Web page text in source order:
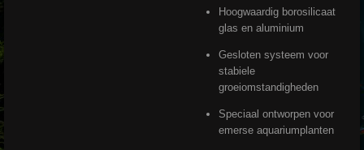
Hoogwaardig borosilicaat
glas en aluminium
Gesloten systeem voor
stabiele
groeiomstandigheden
Speciaal ontworpen voor
emerse aquariumplanten